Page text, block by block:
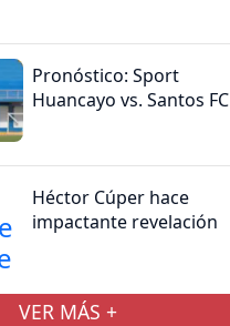
Pronóstico: Sport
Huancayo vs. Santos FC
Héctor Cúper hace
impactante revelación
VER MÁS +